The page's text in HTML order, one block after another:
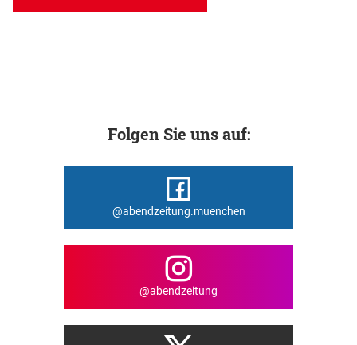
Folgen Sie uns auf:
@abendzeitung.muenchen
@abendzeitung